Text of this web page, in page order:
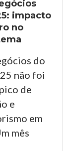
impacto
no
do
não foi
de
e
em
mês